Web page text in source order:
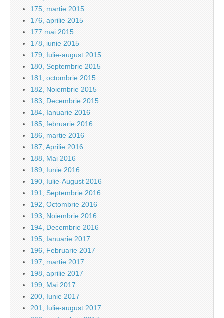
175, martie 2015
176, aprilie 2015
177 mai 2015
178, iunie 2015
179, Iulie-august 2015
180, Septembrie 2015
181, octombrie 2015
182, Noiembrie 2015
183, Decembrie 2015
184, Ianuarie 2016
185, februarie 2016
186, martie 2016
187, Aprilie 2016
188, Mai 2016
189, Iunie 2016
190, Iulie-August 2016
191, Septembrie 2016
192, Octombrie 2016
193, Noiembrie 2016
194, Decembrie 2016
195, Ianuarie 2017
196, Februarie 2017
197, martie 2017
198, aprilie 2017
199, Mai 2017
200, Iunie 2017
201, Iulie-august 2017